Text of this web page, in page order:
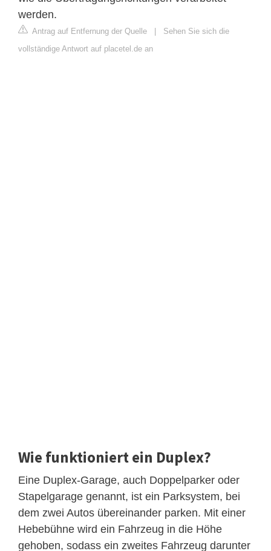
werden.
Antrag auf Entfernung der Quelle | Sehen Sie sich die
vollständige Antwort auf placetel.de an
Wie funktioniert ein Duplex?
Eine Duplex-Garage, auch Doppelparker oder
Stapelgarage genannt, ist ein Parksystem, bei
dem zwei Autos übereinander parken. Mit einer
Hebebühne wird ein Fahrzeug in die Höhe
gehoben, sodass ein zweites Fahrzeug darunter